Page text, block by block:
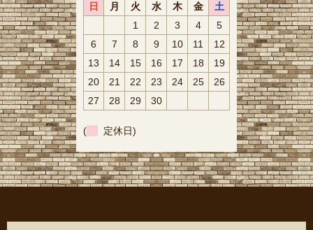
日 月 火 水 木 金
土
1
2 3 4
5
6
7 8 9 10 11
12
13
14 15 16 17 18
19
20
21 22 23 24 25
26
27
28 29 30
( 定休日)